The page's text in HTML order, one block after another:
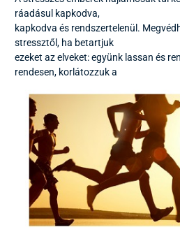
ráadásul kapkodva,
kapkodva és rendszertelenül.
stressztől, ha betartjuk
ezeket az elveket: együnk lassan és
rendesen, korlátozzuk a